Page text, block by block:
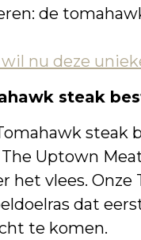
de
wil nu deze
steak
steak
The Uptown
het vlees.
dat
te komen.